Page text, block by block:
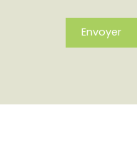
Envoyer